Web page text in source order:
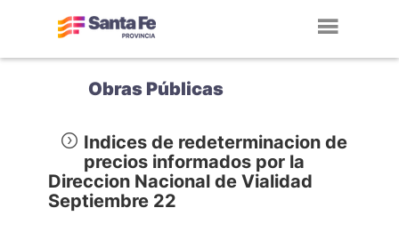
Obras Públicas
Indices de redeterminacion de
precios informados por la
Direccion Nacional de Vialidad
Septiembre 22